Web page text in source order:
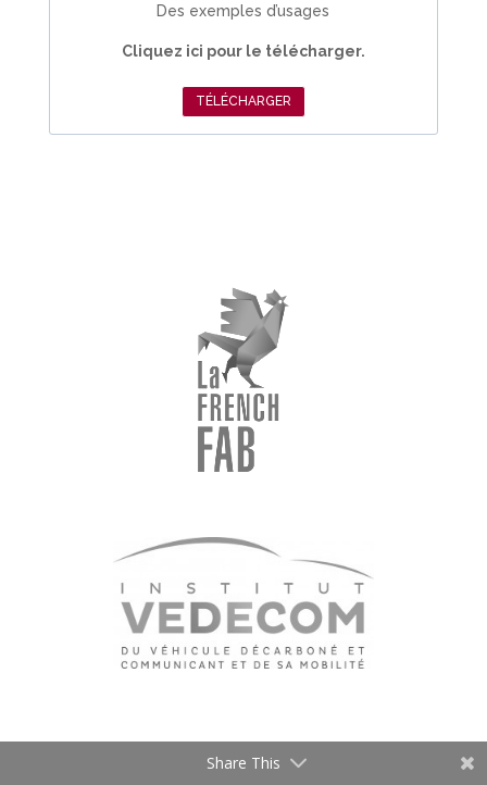
Des exemples d’usages
Cliquez ici pour le télécharger.
TÉLÉCHARGER
Share This